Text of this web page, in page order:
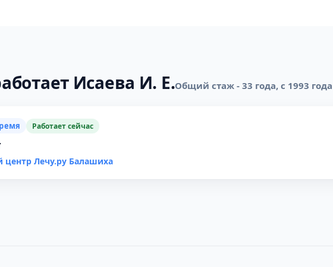
Исаева И. Е.Общий стаж - 33 года, с 1993 года
Работает сейчас
Лечу.ру Балашиха